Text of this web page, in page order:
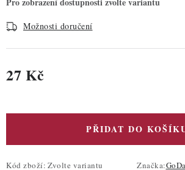
Možnosti doručení
27 Kč
PŘIDAT DO
Kód zboží: Zvolte variantu Značka: